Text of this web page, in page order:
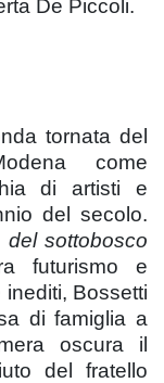
De Piccoli.
tornata del
come
di artisti e
del secolo.
del sottobosco
futurismo e
Bossetti
di famiglia a
oscura il
del fratello